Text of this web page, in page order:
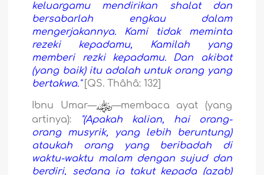
keluargamu mendirikan shalat dan
bersabarlah engkau dalam
mengerjakannya. Kami tidak meminta
rezeki kepadamu, Kamilah yang
memberi rezki kepadamu. Dan akibat
(yang baik) itu adalah untuk orang yang
bertakwa."[QS. Thâhâ: 132]
Ibnu Umar—
—membaca ayat (yang
artinya):
"(Apakah kalian, hai orang-
orang musyrik, yang lebih beruntung)
ataukah orang yang beribadah di
waktu-waktu malam dengan sujud dan
berdiri, sedang ia takut kepada (azab)